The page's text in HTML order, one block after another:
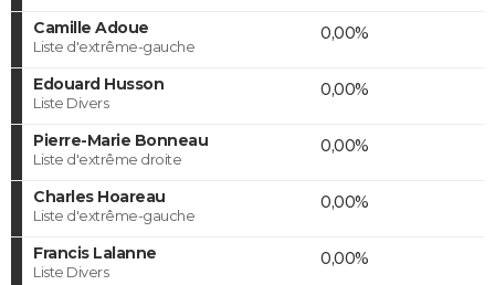
Camille Adoue
Liste d'extrême-gauche
0,00%
Edouard Husson
Liste Divers
0,00%
Pierre-Marie Bonneau
Liste d'extrême droite
0,00%
Charles Hoareau
Liste d'extrême-gauche
0,00%
Francis Lalanne
Liste Divers
0,00%